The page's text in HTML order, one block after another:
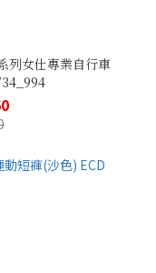
列女仕專業自行車